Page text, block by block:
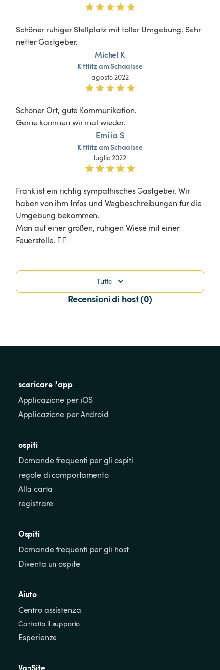
Schöner ruhiger Stellplatz mit toller Umgebung. Sehr
netter Gastgeber.
Michel K
KittlitzamSchaalsee
agosto 2022
Schöner Ort, gute Kommunikation.
Gerne kommen wir mal wieder.
Emilia S
KittlitzamSchaalsee
luglio 2022
Frank ist ein richtig sympathisches Gastgeber. Wir
haben von ihm Infos und Wegbeschreibungen für die
Umgebung bekommen.
Man auf einer großen, ruhigen Wiese mit einer
Feuerstelle. 👍🏽
Tutto
Recensioni di host (0)
scaricare l'app
Applicazione per iOS
Applicazione per Android
ospiti
Domande frequenti per gli ospiti
regole di comportamento
Alla carta
registrare
Ospiti
Domande frequenti per gli host
Diventa un ospite
Aiuto
Centro assistenza
Contatta il supporto
Esperienze
VanSite